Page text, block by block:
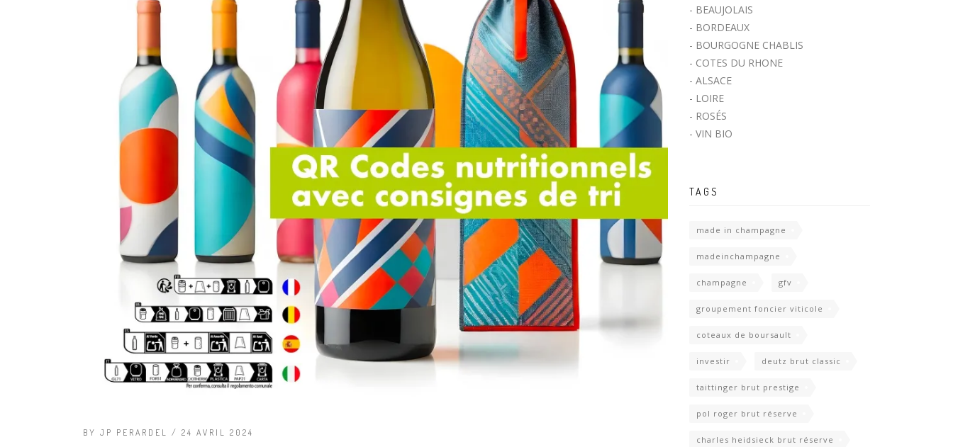
BY JP PERARDEL / 24 AVRIL 2024
- BEAUJOLAIS
- BORDEAUX
- BOURGOGNE CHABLIS
- COTES DU RHONE
- ALSACE
- LOIRE
- ROSÉS
- VIN BIO
TAGS
made in champagne
madeinchampagne
champagne gfv
groupement foncier viticole
coteaux de boursault
investir deutz brut classic
taittinger brut prestige
pol roger brut réserve
charles heidsieck brut réserve